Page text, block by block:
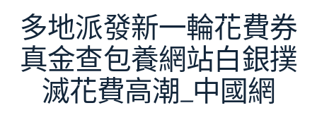
多地派發新一輪花費券
真金查包養網站白銀撲
滅花費高潮_中國網